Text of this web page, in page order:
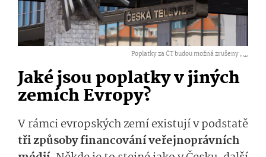
Poplatky za ČT budou možná zrušeny ,...
Jaké jsou poplatky v jiných
zemích Evropy?
V rámci evropských zemí existují v podstatě
tři způsoby financování veřejnoprávních